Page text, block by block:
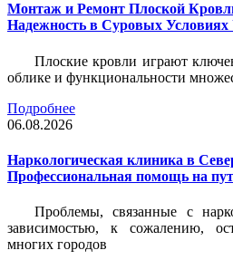
Монтаж и Ремонт Плоской
Надежность в Суровых Условиях
Плоские кровли играют
облике и функциональности
Подробнее
06.08.2026
Наркологическая клиника в
Профессиональная помощь на
Проблемы, связанные с
зависимостью, к сожалению,
многих городов